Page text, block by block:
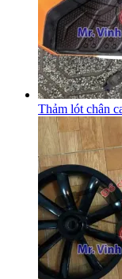
Thảm lót chân